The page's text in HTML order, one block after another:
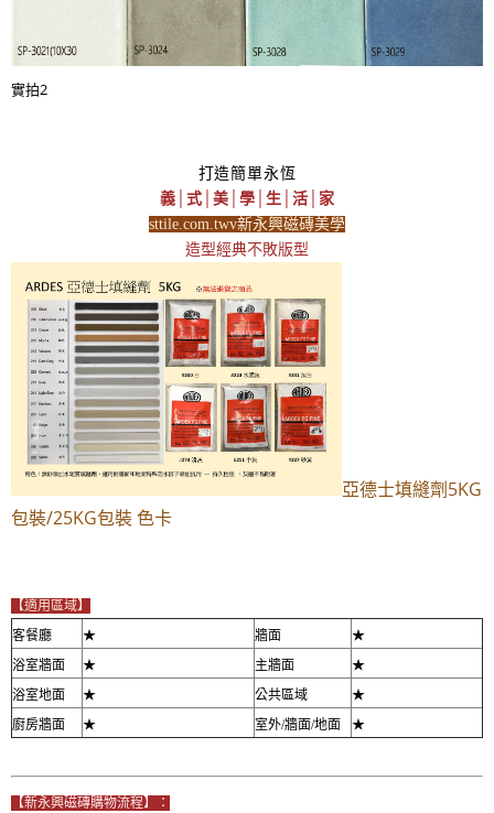
實拍2
打造簡單永恆
義│式│美│學│生│活│家
sttile.com.twv新永興磁磚美學
造型經典不敗版型
亞德士填縫劑5KG
包裝/25KG包裝 色卡
【適用區域】
客餐廳
★ 牆面
★
浴室牆面
★ 主牆面
★
浴室地面
★ 公共區域
★
廚房牆面
★ 室外/牆面/地面 ★
【新永興磁磚購物流程】：